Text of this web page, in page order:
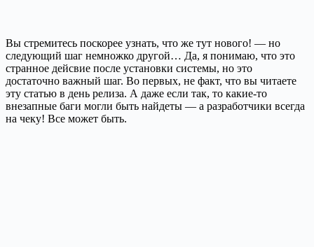
Вы стремитесь поскорее узнать, что же тут нового! — но
следующий шаг немножко другой… Да, я понимаю, что это
странное дейсвие после установки системы, но это
достаточно важный шаг. Во первых, не факт, что вы читаете
эту статью в день релиза. А даже если так, то какие-то
внезапные баги могли быть найдеты — а разработчики всегда
на чеку! Все может быть.